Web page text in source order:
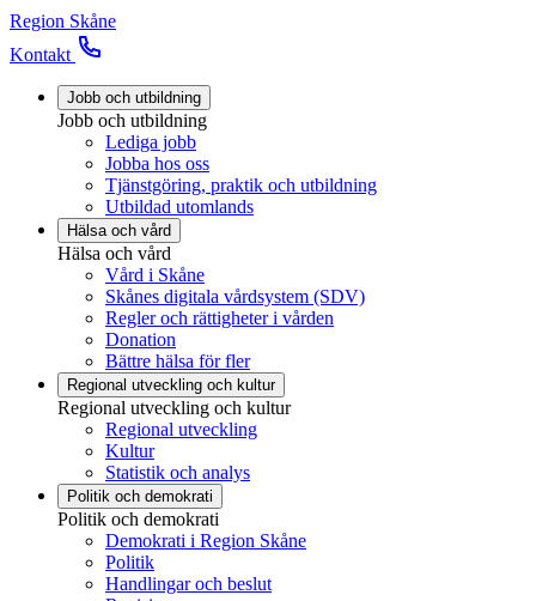
Region Skåne
Kontakt
Jobb och utbildning
Jobb och utbildning
Lediga jobb
Jobba hos oss
Tjänstgöring, praktik och utbildning
Utbildad utomlands
Hälsa och vård
Hälsa och vård
Vård i Skåne
Skånes digitala vårdsystem (SDV)
Regler och rättigheter i vården
Donation
Bättre hälsa för fler
Regional utveckling och kultur
Regional utveckling och kultur
Regional utveckling
Kultur
Statistik och analys
Politik och demokrati
Politik och demokrati
Demokrati i Region Skåne
Politik
Handlingar och beslut